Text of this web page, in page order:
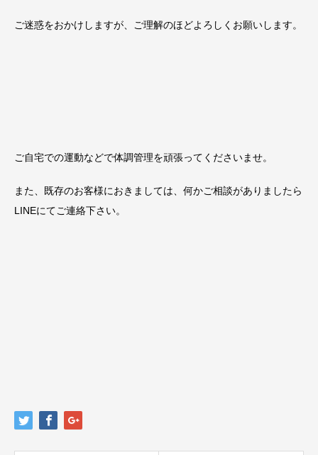
ご迷惑をおかけしますが、ご理解のほどよろしくお願いします。
ご自宅での運動などで体調管理を頑張ってくださいませ。
また、既存のお客様におきましては、何かご相談がありましたら
LINEにてご連絡下さい。